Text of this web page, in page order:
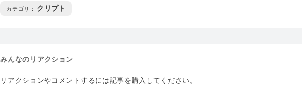
カテゴリ : クリプト
みんなのリアクション
リアクションやコメントするには記事を購入してください。